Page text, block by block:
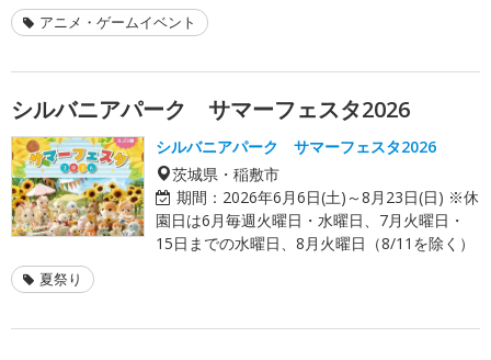
アニメ・ゲームイベント
シルバニアパーク サマーフェスタ2026
シルバニアパーク サマーフェスタ2026
茨城県・稲敷市
期間： 2026年6月6日(土)～8月23日(日) ※休
園日は6月毎週火曜日・水曜日、7月火曜日・
15日までの水曜日、8月火曜日（8/11を除く）
夏祭り